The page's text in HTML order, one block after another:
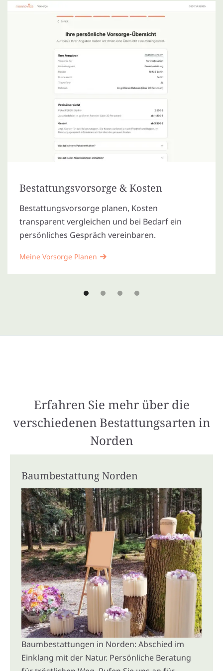
Bestattungsvorsorge & Kosten
Bestattungsvorsorge planen, Kosten
transparent vergleichen und bei Bedarf ein
persönliches Gespräch vereinbaren.
Meine Vorsorge Planen
Erfahren Sie mehr über die
verschiedenen Bestattungsarten in
Norden
Baumbestattung Norden
Baumbestattungen in Norden: Abschied im
Einklang mit der Natur. Persönliche Beratung